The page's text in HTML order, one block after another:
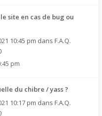
site en cas de bug ou
10:45 pm dans F.A.Q.
pm
du chibre / yass ?
10:17 pm dans F.A.Q.